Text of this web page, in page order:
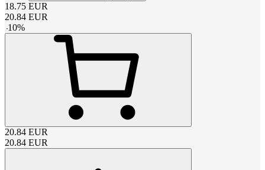
18.75 EUR
20.84 EUR
-10%
20.84 EUR
20.84 EUR